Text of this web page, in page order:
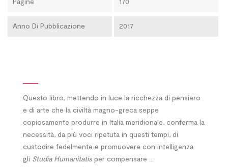
Anno Di Pubblicazione 2017
Questo libro, mettendo in luce la ricchezza di pensiero
e di arte che la civiltà magno-greca seppe
copiosamente produrre in Italia meridionale, conferma la
necessità, da più voci ripetuta in questi tempi, di
custodire fedelmente e promuovere con intelligenza
gli Studia Humanitatis per compensare ...